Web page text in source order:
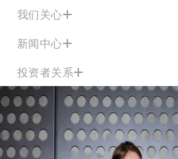
我们关心
新闻中心
投资者关系